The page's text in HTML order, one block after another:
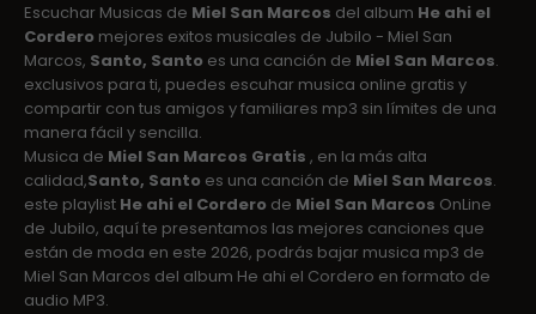
Escuchar Musicas de Miel San Marcos del album He ahi el
Cordero mejores exitos musicales de Jubilo - Miel San
Marcos, Santo, Santo es una canción de Miel San Marcos.
exclusivos para ti, puedes escuhar musica online gratis y
compartir con tus amigos y familiares mp3 sin límites de una
manera fácil y sencilla.
Musica de Miel San Marcos Gratis , en la más alta
calidad,Santo, Santo es una canción de Miel San Marcos.
este playlist He ahi el Cordero de Miel San Marcos OnLine
de Jubilo, aquí te presentamos las mejores canciones que
están de moda en este 2026, podrás bajar musica mp3 de
Miel San Marcos del album He ahi el Cordero en formato de
audio MP3.